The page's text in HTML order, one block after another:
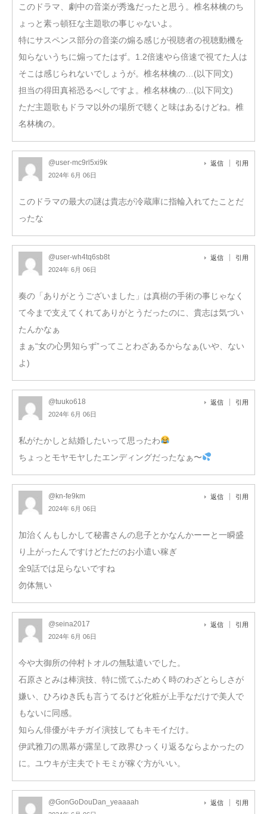
このドラマ、劇中の音楽が秀逸だったと思う。椎名林檎のち
ょっと素っ頓狂な主題歌の事じゃないよ。
特にサスペンス部分の音楽の煽る感じが視聴者の視聴動機を
知らないうちに煽ってたはず。1.2倍速やら倍速で視てた人は
そこは感じられないでしょうが。椎名林檎の…(以下同文)
担当の得田真裕恐るべしですよ。椎名林檎の…(以下同文)
ただ主題歌もドラマ以外の場所で聴くと味はあるけどね。椎
名林檎の。
@user-mc9rl5xi9k
2024年 6月 06日
返信 引用
このドラマの最大の謎は貴志が冷蔵庫に指輪入れてたことだ
ったな
@user-wh4tq6sb8t
2024年 6月 06日
返信 引用
奏の「ありがとうございました」は真樹の手術の事じゃなく
て今まで支えてくれてありがとうだったのに、貴志は気づい
たんかなぁ
まぁ“女の心男知らず”ってことわざあるからなぁ(いや、ない
よ)
@tuuko618
2024年 6月 06日
返信 引用
私がたかしと結婚したいって思ったわ
ちょっとモヤモヤしたエンディングだったなぁ〜
@kn-fe9km
2024年 6月 06日
返信 引用
加治くんもしかして秘書さんの息子とかなんかーーと一瞬盛
り上がったんですけどただのお小遣い稼ぎ
全9話では足らないですね
勿体無い
@seina2017
2024年 6月 06日
返信 引用
今や大御所の仲村トオルの無駄遣いでした。
石原さとみは棒演技、特に慌てふためく時のわざとらしさが
嫌い、ひろゆき氏も言うてるけど化粧が上手なだけで美人で
もないに同感。
知らん俳優がキチガイ演技してもキモイだけ。
伊武雅刀の黒幕が露呈して政界ひっくり返るならよかったの
に。ユウキが主夫でトモミが稼ぐ方がいい。
@GonGoDouDan_yeaaaah 返信 引用